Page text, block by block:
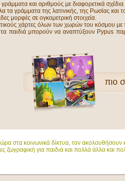
και αριθμούς με διαφορετικά
τα γράμματα της λατινικής, της Ρωσίας και
μορφές σε ογκομετρική στοιχεία.
χάρτες όλων των χωρών του κόσμου με
τα παιδιά μπορούν να αναπτύξουν Pypus
πιο
στα κοινωνικά δίκτυα, τον ακολουθήσουν
ζωγραφική για παιδιά και πολλά άλλα και